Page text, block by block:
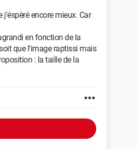
encore mieux. Car
en fonction de la
que l'image raptissi mais
: la taille de la